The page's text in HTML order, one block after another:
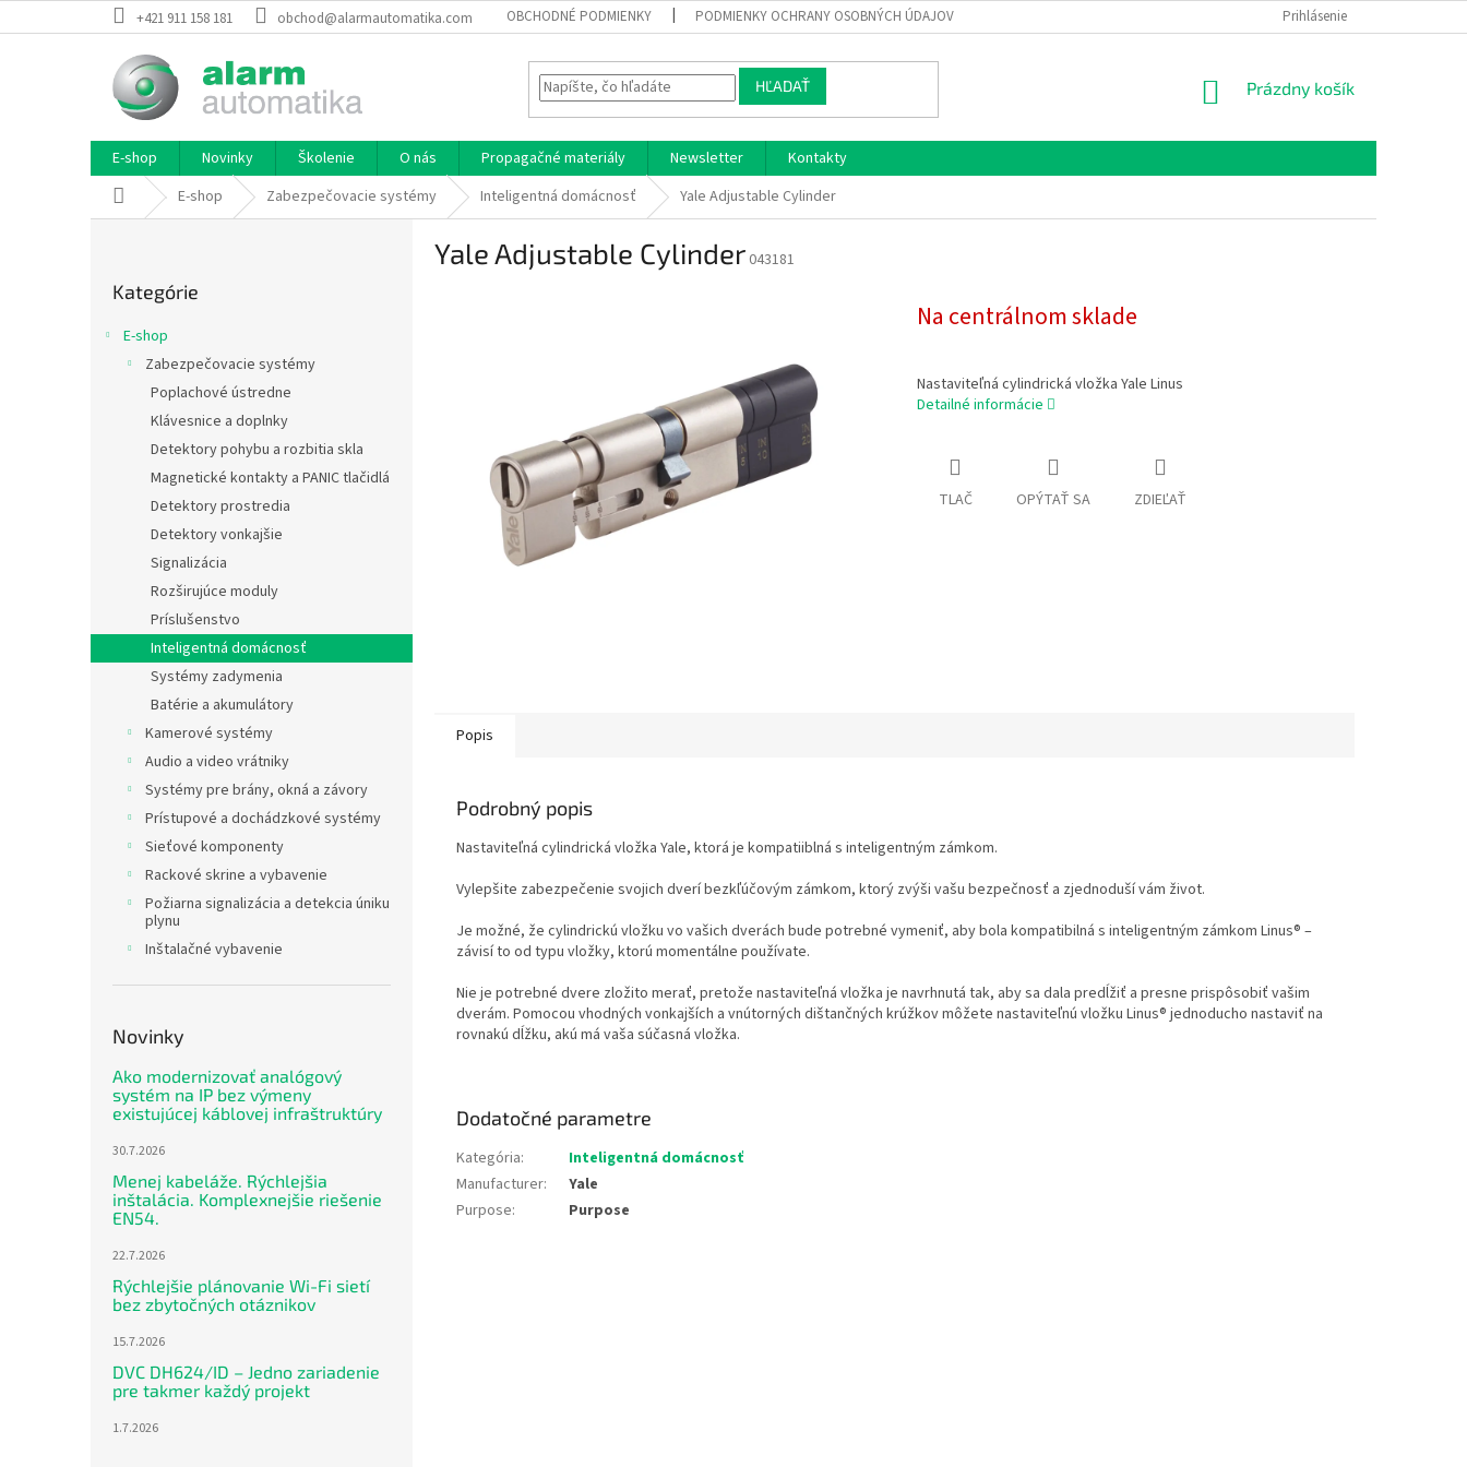
na
+421 911 158 181 obchod@alarmautomatika.com OBCHODNÉ PODMIENKY PODMIENKY OCHRANY OSOBNÝCH ÚDAJOV Prihlásenie
HĽADAŤ
NÁKUPNÝ
Prázdny košík
E-shop Novinky Školenie O nás Propagačné materiály Newsletter
Kontakty
DomovE-shop Zabezpečovacie systémy Inteligentná domácnosť Yale Adjustable Cylinder
kategórie
Kategórie
E-shop
Zabezpečovacie systémy
Poplachové ústredne
Klávesnice a doplnky
Detektory pohybu a rozbitia skla
Magnetické kontakty a PANIC tlačidlá
Detektory prostredia
Detektory vonkajšie
Signalizácia
Rozširujúce moduly
Príslušenstvo
Inteligentná domácnosť
Systémy zadymenia
Batérie a akumulátory
Kamerové systémy
Audio a video vrátniky
Systémy pre brány, okná a závory
Prístupové a dochádzkové systémy
Sieťové komponenty
Rackové skrine a vybavenie
Požiarna signalizácia a detekcia úniku
plynu
Inštalačné vybavenie
Novinky
Ako modernizovať analógový
systém na IP bez výmeny
existujúcej káblovej infraštruktúry
30.7.2026
Menej kabeláže. Rýchlejšia
inštalácia. Komplexnejšie riešenie
EN54.
22.7.2026
Rýchlejšie plánovanie Wi-Fi sietí
bez zbytočných otáznikov
15.7.2026
DVC DH624/ID – Jedno zariadenie
pre takmer každý projekt
1.7.2026
Yale Adjustable Cylinder 043181
Na centrálnom sklade
Nastaviteľná cylindrická vložka Yale Linus
Detailné informácie
TLAČ OPÝTAŤ SA ZDIEĽAŤ
Popis
Podrobný popis
Nastaviteľná cylindrická vložka Yale, ktorá je kompatiiblná s inteligentným zámkom.
Vylepšite zabezpečenie svojich dverí bezkľúčovým zámkom, ktorý zvýši vašu bezpečnosť a zjednoduší vám život.
Je možné, že cylindrickú vložku vo vašich dverách bude potrebné vymeniť, aby bola kompatibilná s inteligentným zámkom Linus® –
závisí to od typu vložky, ktorú momentálne používate.
Nie je potrebné dvere zložito merať, pretože nastaviteľná vložka je navrhnutá tak, aby sa dala predĺžiť a presne prispôsobiť vašim
dverám. Pomocou vhodných vonkajších a vnútorných dištančných krúžkov môžete nastaviteľnú vložku Linus® jednoducho nastaviť na
rovnakú dĺžku, akú má vaša súčasná vložka.
Dodatočné parametre
Kategória:
Inteligentná domácnosť
Manufacturer:
Yale
Purpose: Purpose